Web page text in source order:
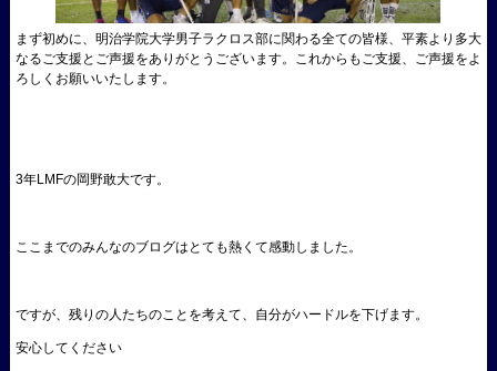
まず初めに、明治学院大学男子ラクロス部に関わる全ての皆様、平素より多大
なるご支援とご声援をありがとうございます。これからもご支援、ご声援をよ
ろしくお願いいたします。
3年LMFの岡野敢大です。
ここまでのみんなのブログはとても熱くて感動しました。
ですが、残りの人たちのことを考えて、自分がハードルを下げます。
安心してください